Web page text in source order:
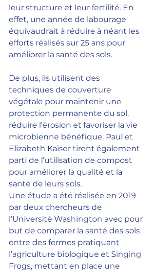
leur structure et leur fertilité. En
effet, une année de labourage
équivaudrait à réduire à néant les
efforts réalisés sur 25 ans pour
améliorer la santé des sols.
De plus, ils utilisent des
techniques de couverture
végétale pour maintenir une
protection permanente du sol,
réduire l'érosion et favoriser la vie
microbienne bénéfique. Paul et
Elizabeth Kaiser tirent également
parti de l’utilisation de compost
pour améliorer la qualité et la
santé de leurs sols.
Une étude a été réalisée en 2019
par deux chercheurs de
l’Université Washington avec pour
but de comparer la santé des sols
entre des fermes pratiquant
l’agriculture biologique et Singing
Frogs, mettant en place une